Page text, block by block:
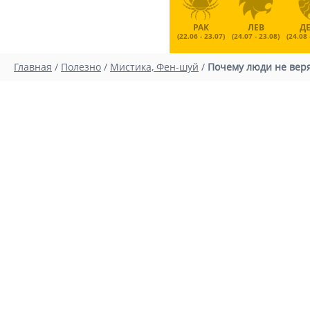
РАК
(22.06 - 23.07)
ЛЕВ
(24.07 - 23.08) (24.08
Главная / Полезно / Мистика, Фен-шуй / Почему люди не